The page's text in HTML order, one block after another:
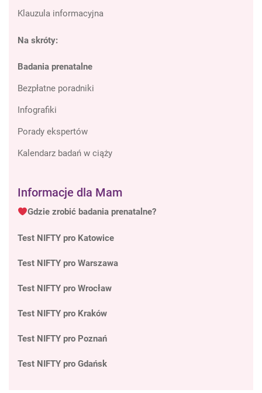
Klauzula informacyjna
Na skróty:
Badania prenatalne
Bezpłatne poradniki
Infografiki
Porady ekspertów
Kalendarz badań w ciąży
Informacje dla Mam
Gdzie zrobić badania prenatalne?
Test NIFTY pro Katowice
Test NIFTY pro Warszawa
Test NIFTY pro Wrocław
Test NIFTY pro Kraków
Test NIFTY pro Poznań
Test NIFTY pro Gdańsk